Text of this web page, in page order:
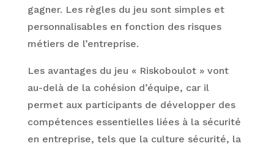
gagner. Les règles du jeu sont simples et
personnalisables en fonction des risques
métiers de l’entreprise.
Les avantages du jeu « Riskoboulot » vont
au-delà de la cohésion d’équipe, car il
permet aux participants de développer des
compétences essentielles liées à la sécurité
en entreprise, tels que la culture sécurité, la